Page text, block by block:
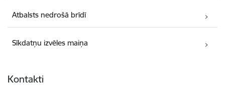
Atbalsts nedrošā brīdī
Sīkdatņu izvēles maiņa
Kontakti